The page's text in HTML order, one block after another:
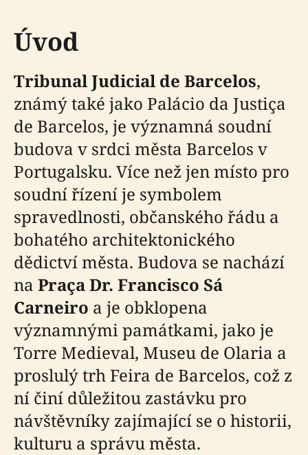
Úvod
Tribunal Judicial de Barcelos,
známý také jako Palácio da Justiça
de Barcelos, je významná soudní
budova v srdci města Barcelos v
Portugalsku. Více než jen místo pro
soudní řízení je symbolem
spravedlnosti, občanského řádu a
bohatého architektonického
dědictví města. Budova se nachází
na Praça Dr. Francisco Sá
Carneiro a je obklopena
významnými památkami, jako je
Torre Medieval, Museu de Olaria a
proslulý trh Feira de Barcelos, což z
ní činí důležitou zastávku pro
návštěvníky zajímající se o historii,
kulturu a správu města.